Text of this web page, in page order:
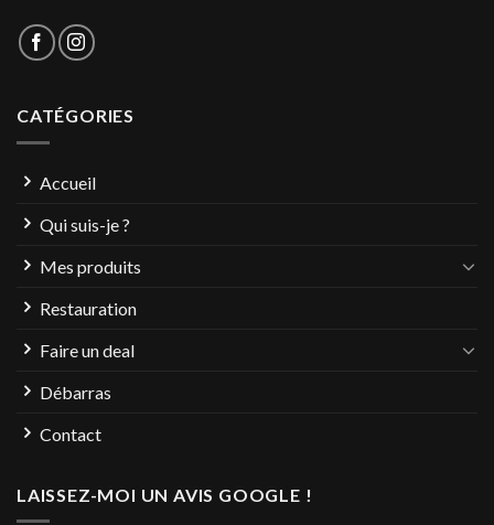
CATÉGORIES
Accueil
Qui suis-je ?
Mes produits
Restauration
Faire un deal
Débarras
Contact
LAISSEZ-MOI UN AVIS GOOGLE !